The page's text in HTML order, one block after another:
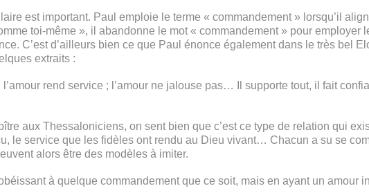
est important. Paul emploie le terme « commandement » lorsqu’il
toi-même », il abandonne le mot « commandement » pour employer
C’est d’ailleurs bien ce que Paul énonce également dans le très bel
extraits :
l’amour rend service ; l’amour ne jalouse pas… Il supporte tout, il fait
aux Thessaloniciens, on sent bien que c’est ce type de relation qui
le service que les fidèles ont rendu au Dieu vivant… Chacun a su se
alors être des modèles à imiter.
à quelque commandement que ce soit, mais en ayant un amour